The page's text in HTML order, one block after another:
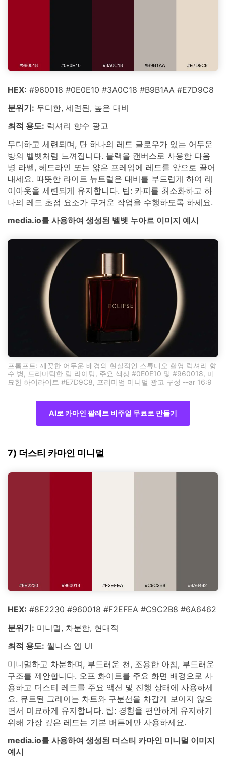
HEX: #960018 #0E0E10 #3A0C18 #B9B1AA #E7D9C8
분위기: 무디한, 세련된, 높은 대비
최적 용도: 럭셔리 향수 광고
무디하고 세련되며, 단 하나의 레드 글로우가 있는 어두운
방의 벨벳처럼 느껴집니다. 블랙을 캔버스로 사용한 다음
병 라벨, 헤드라인 또는 얇은 프레임에 레드를 앞으로 끌어
내세요. 따뜻한 라이트 뉴트럴은 대비를 부드럽게 하여 레
이아웃을 세련되게 유지합니다. 팁: 카피를 최소화하고 하
나의 레드 초점 요소가 무거운 작업을 수행하도록 하세요.
media.io를 사용하여 생성된 벨벳 누아르 이미지 예시
프롬프트: 깨끗한 어두운 배경의 현실적인 스튜디오 촬영 럭셔리 향
수 병, 드라마틱한 림 라이팅, 주요 색상 #0E0E10 및 #960018, 미
묘한 하이라이트 #E7D9C8, 프리미엄 미니멀 광고 구성 --ar 16:9
AI로 카마인 팔레트 비주얼 무료로 만들기
7) 더스티 카마인 미니멀
HEX: #8E2230 #960018 #F2EFEA #C9C2B8 #6A6462
분위기: 미니멀, 차분한, 현대적
최적 용도: 웰니스 앱 UI
미니멀하고 차분하며, 부드러운 천, 조용한 아침, 부드러운
구조를 제안합니다. 오프 화이트를 주요 화면 배경으로 사
용하고 더스티 레드를 주요 액션 및 진행 상태에 사용하세
요. 뮤트된 그레이는 차트와 구분선을 차갑게 보이지 않으
면서 미묘하게 유지합니다. 팁: 경험을 편안하게 유지하기
위해 가장 깊은 레드는 기본 버튼에만 사용하세요.
media.io를 사용하여 생성된 더스티 카마인 미니멀 이미지
예시